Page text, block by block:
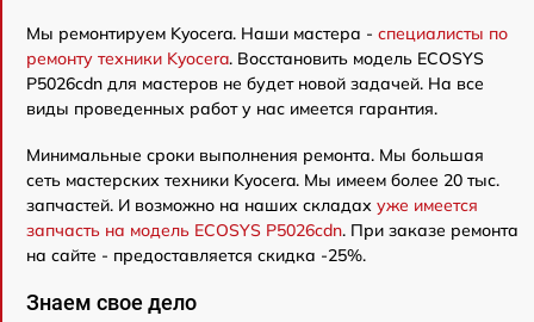
Мы ремонтируем Kyocera. Наши мастера - специалисты по
ремонту техники Kyocera. Восстановить модель ECOSYS
P5026cdn для мастеров не будет новой задачей. На все
виды проведенных работ у нас имеется гарантия.
Минимальные сроки выполнения ремонта. Мы большая
сеть мастерских техники Kyocera. Мы имеем более 20 тыс.
запчастей. И возможно на наших складах уже имеется
запчасть на модель ECOSYS P5026cdn. При заказе ремонта
на сайте - предоставляется скидка -25%.
Знаем свое дело